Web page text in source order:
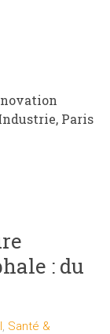
Paris
: du
, Santé &